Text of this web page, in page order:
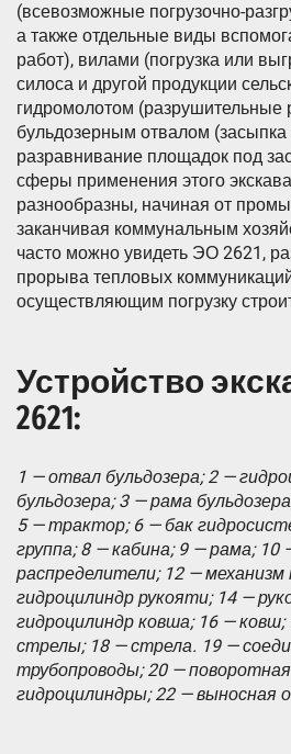
(всевозможные погрузочно-
а также отдельные виды
работ), вилами (погрузка или
силоса и другой продукции
гидромолотом (разрушительные
бульдозерным отвалом (засыпка
разравнивание площадок под
сферы применения этого
разнообразны, начиная от
заканчивая коммунальным
часто можно увидеть ЭО 2621,
прорыва тепловых
осуществляющим погрузку
Устройство
2621:
1 — отвал бульдозера; 2 —
бульдозера; 3 — рама
5 — трактор; 6 — бак
группа; 8 — кабина; 9 — рама; 10
распределители; 12 —
гидроцилиндр рукояти; 14 —
гидроцилиндр ковша; 16 —
стрелы; 18 — стрела. 19 —
трубопроводы; 20 —
гидроцилиндры; 22 — выносная